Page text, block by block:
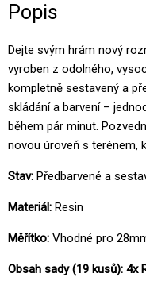
Popis
Dejte svým hrám nový
vyroben z odolného,
kompletně sestavený a
skládání a barvení –
během pár minut.
novou úroveň s terénem,
Stav: Předbarvené a
Materiál: Resin
Měřítko: Vhodné pro
Obsah sady (19 kusů): 4x